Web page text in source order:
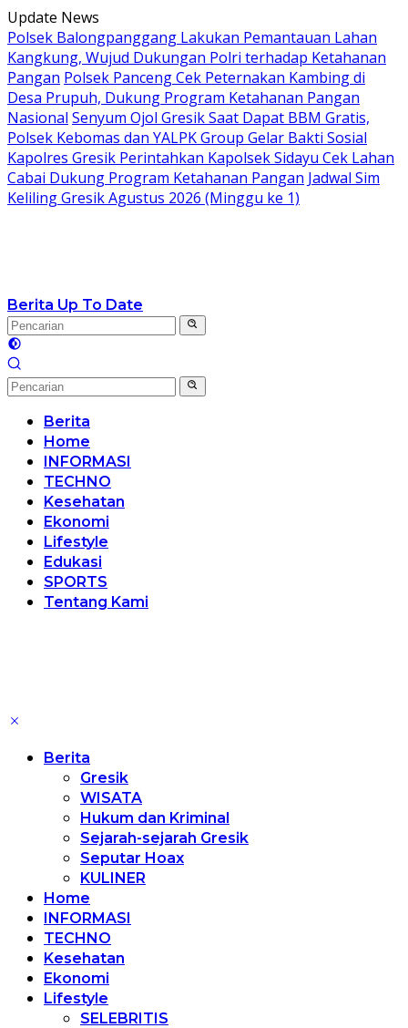
Langsung
ke
konten
Update News
Polsek Balongpanggang Lakukan Pemantauan Lahan
Kangkung, Wujud Dukungan Polri terhadap Ketahanan
Pangan Polsek Panceng Cek Peternakan Kambing di
Desa Prupuh, Dukung Program Ketahanan Pangan
Nasional Senyum Ojol Gresik Saat Dapat BBM Gratis,
Polsek Kebomas dan YALPK Group Gelar Bakti Sosial
Kapolres Gresik Perintahkan Kapolsek Sidayu Cek Lahan
Cabai Dukung Program Ketahanan Pangan Jadwal Sim
Keliling Gresik Agustus 2026 (Minggu ke 1)
Berita Up To Date
Berita
Home
INFORMASI
TECHNO
Kesehatan
Ekonomi
Lifestyle
Edukasi
SPORTS
Tentang Kami
Berita
Gresik
WISATA
Hukum dan Kriminal
Sejarah-sejarah Gresik
Seputar Hoax
KULINER
Home
INFORMASI
TECHNO
Kesehatan
Ekonomi
Lifestyle
SELEBRITIS